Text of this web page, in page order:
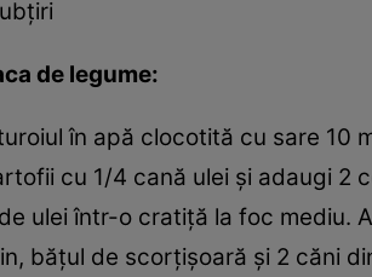
de legume:
în apă clocotită cu sare 10
cu 1/4 cană ulei şi adaugi 2
ulei într-o cratiţă la foc mediu.
băţul de scorţişoară şi 2 căni